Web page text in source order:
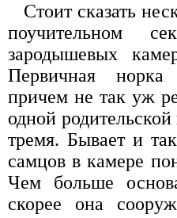
Стоит сказать
поучительном
зародышевых
Первичная
причем не так уж
одной
тремя. Бывает и
самцов в камере
Чем больше
скорее она